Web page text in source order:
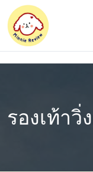
รองเท้า